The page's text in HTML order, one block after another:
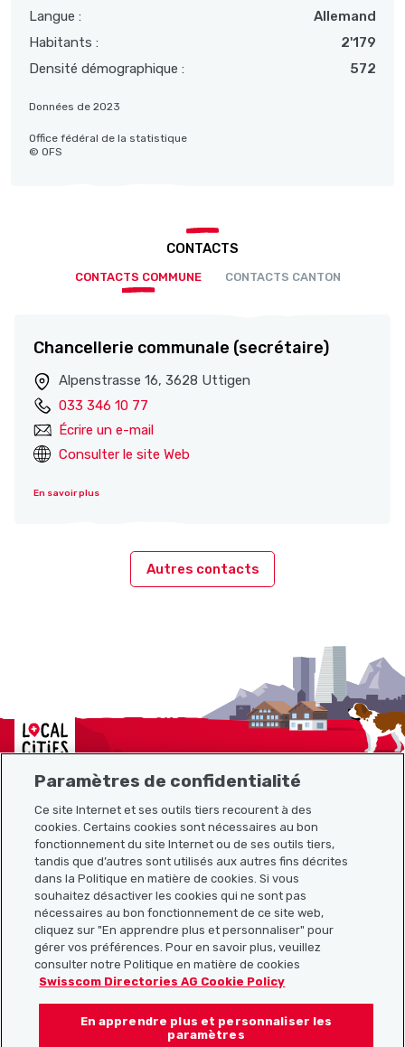
Langue :
Allemand
Habitants :
2'179
Densité démographique :
572
Données de 2023
Office fédéral de la statistique
© OFS
CONTACTS
CONTACTS COMMUNE CONTACTS CANTON
Chancellerie communale (secrétaire)
Alpenstrasse 16, 3628 Uttigen
033 346 10 77
Écrire un e-mail
Consulter le site Web
En savoir plus
Autres contacts
Localcities
Plan du site
Liens utiles
Télécharger l’application Localcities
Suis-nous sur les réseaux sociaux :
Paramètres de confidentialité
Ce site Internet et ses outils tiers recourent à des
cookies. Certains cookies sont nécessaires au bon
fonctionnement du site Internet ou de ses outils tiers,
tandis que d’autres sont utilisés aux autres fins décrites
dans la Politique en matière de cookies. Si vous
souhaitez désactiver les cookies qui ne sont pas
nécessaires au bon fonctionnement de ce site web,
cliquez sur "En apprendre plus et personnaliser" pour
gérer vos préférences. Pour en savoir plus, veuillez
consulter notre Politique en matière de cookies
Swisscom Directories AG Cookie Policy
En apprendre plus et personnaliser les
paramètres